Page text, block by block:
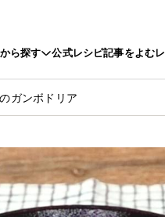
ら探す 公式レシピ記事をよむ
ガンボドリア